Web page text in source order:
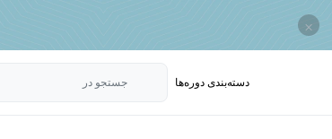
×
دسته‌بندی‌ دوره‌ها جستجو در